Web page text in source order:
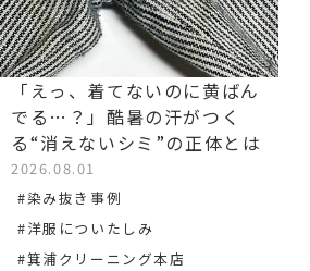
「えっ、着てないのに黄ばん
でる…？」酷暑の汗がつく
る“消えないシミ”の正体とは
2026.08.01
#染み抜き事例
#洋服についたしみ
#箕浦クリーニング本店